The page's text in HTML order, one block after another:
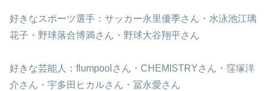
好きなスポーツ選手：サッカー永里優季さん・水泳池江璃
花子・野球落合博満さん・野球大谷翔平さん
好きな芸能人：flumpoolさん・CHEMISTRYさん・窪塚洋
介さん・宇多田ヒカルさん・冨永愛さん